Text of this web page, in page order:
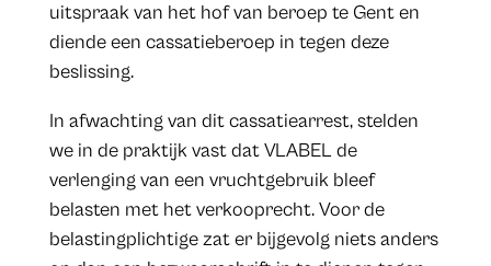
uitspraak van het hof van beroep te Gent en
diende een cassatieberoep in tegen deze
beslissing.
In afwachting van dit cassatiearrest, stelden
we in de praktijk vast dat VLABEL de
verlenging van een vruchtgebruik bleef
belasten met het verkooprecht. Voor de
belastingplichtige zat er bijgevolg niets anders